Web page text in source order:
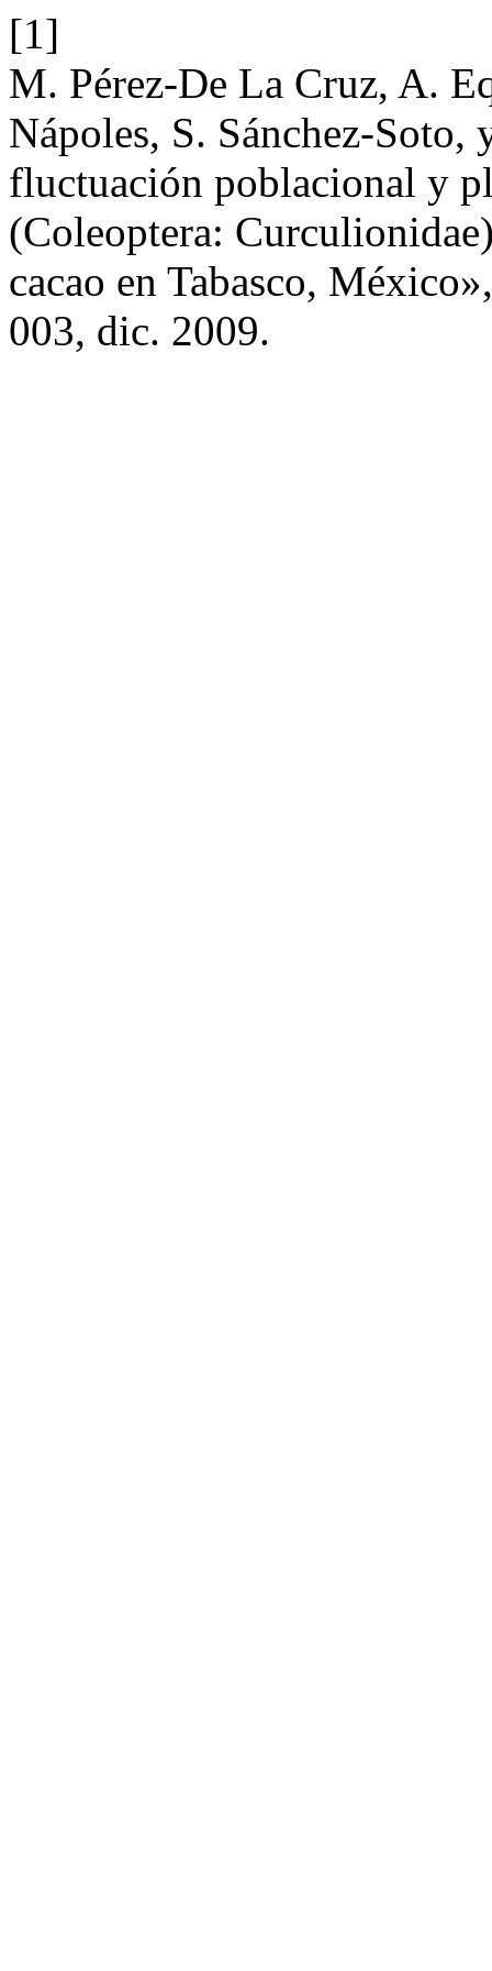
[1]
M. Pérez-De La Cruz, A.
Nápoles, S. Sánchez-
fluctuación poblacional y
(Coleoptera:
cacao en Tabasco,
003, dic. 2009.